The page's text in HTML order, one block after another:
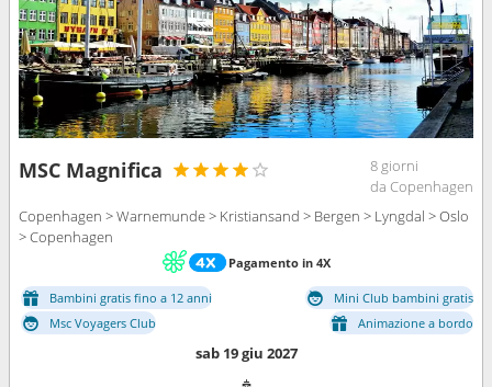
MSC Magnifica
8 giorni
da Copenhagen
Copenhagen > Warnemunde > Kristiansand > Bergen > Lyngdal > Oslo
> Copenhagen
Pagamento in 4X
Bambini gratis fino a 12 anni
Mini Club bambini gratis
Msc Voyagers Club
Animazione a bordo
sab 19 giu 2027